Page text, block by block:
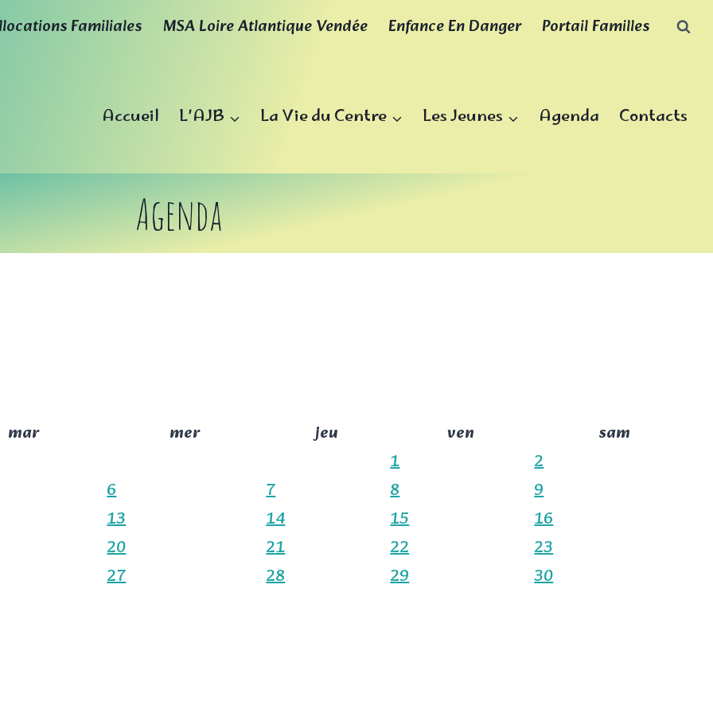
Familiales MSA Loire Atlantique Vendée Enfance En Danger Portail Familles
Accueil L’AJB La Vie du Centre Les Jeunes Agenda Contacts
Agenda
mar mer jeu ven
sam
1
2
6 7 8
9
13 14 15
16
20 21 22
23
27 28 29
30